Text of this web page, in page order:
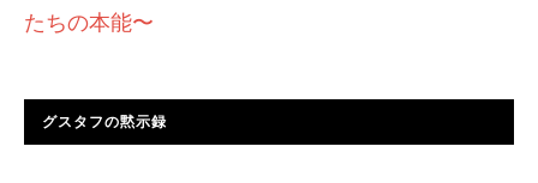
たちの本能〜
グスタフの黙示録